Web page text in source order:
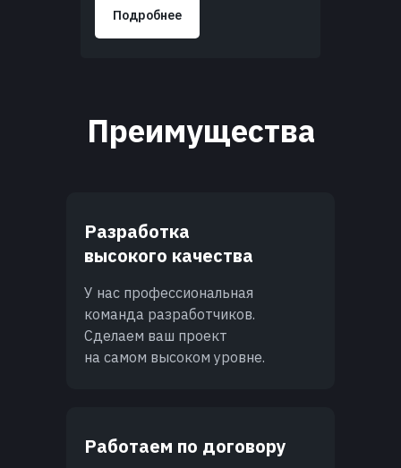
Подробнее
Преимущества
Разработка
высокого качества
У нас профессиональная
команда разработчиков.
Сделаем ваш проект
на самом высоком уровне.
Работаем по договору